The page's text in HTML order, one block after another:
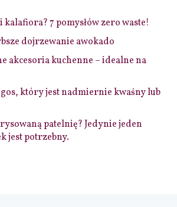
kalafiora? 7 pomysłów zero waste!
dojrzewanie awokado
akcesoria kuchenne – idealne na
który jest nadmiernie kwaśny lub
patelnię? Jedynie jeden
jest potrzebny.